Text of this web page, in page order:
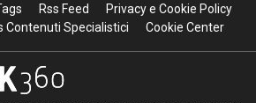
Rss Feed
Privacy e Cookie Policy
Contenuti Specialistici
Cookie Center